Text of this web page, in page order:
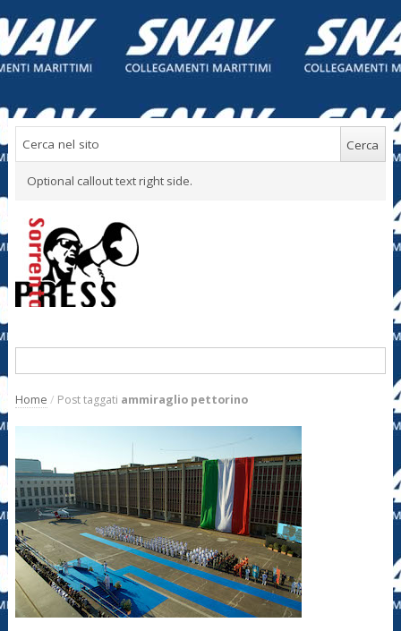
Optional callout text right side.
Home / Post taggati ammiraglio pettorino